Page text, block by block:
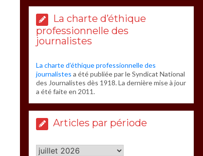
La charte d’éthique
professionnelle des
journalistes
La charte d’éthique professionnelle des
journalistes a été publiée par le Syndicat National
des Journalistes dès 1918. La dernière mise à jour
a été faite en 2011.
Articles par période
Articles